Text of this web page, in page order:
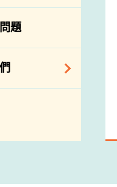
政府部門／機
題